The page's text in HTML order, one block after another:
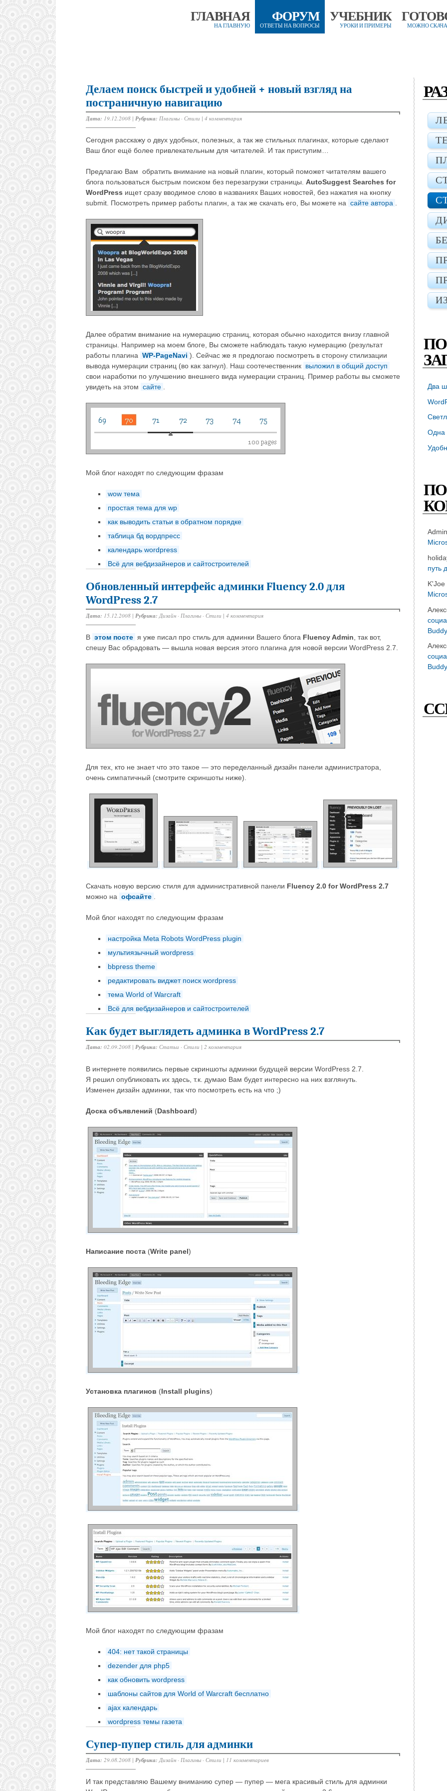
ГЛАВНАЯ
НА ГЛАВНУЮ
ФОРУМ
ОТВЕТЫ НА ВОПРОСЫ
УЧЕБНИК
УРОКИ И ПРИМЕРЫ МОЖНО
Делаем поиск быстрей и удобней + новый взгляд на
постраничную навигацию
Дата: 19.12.2008 | Рубрика: Плагины · Стили | 4 комментария
Сегодня расскажу о двух удобных, полезных, а так же стильных плагинах, которые сделают
Ваш блог ещё более привлекательным для читателей. И так приступим…
Предлагаю Вам обратить внимание на новый плагин, который поможет читателям вашего
блога пользоваться быстрым поиском без перезагрузки страницы. AutoSuggest Searches for
WordPress ищет сразу вводимое слово в названиях Ваших новостей, без нажатия на кнопку
submit. Посмотреть пример работы плагин, а так же скачать его, Вы можете на сайте автора
Далее обратим внимание на нумерацию страниц, которая обычно находится внизу главной
страницы. Например на моем блоге, Вы сможете наблюдать такую нумерацию (результат
работы плагина WP-PageNavi ). Сейчас же я предлогаю посмотреть в сторону стилизации
вывода нумерации страниц (во как загнул). Наш соотечественник выложил в общий доступ
свои наработки по улучшению внешнего вида нумерации страниц. Пример работы вы сможете
увидеть на этом сайте
Мой блог находят по следующим фразам
wow тема
простая тема для wp
как выводить статьи в обратном порядке
таблица бд вордпресс
календарь wordpress
Всё для вебдизайнеров и сайтостроителей
Обновленный интерфейс админки Fluency 2.0 для
WordPress 2.7
Дата: 15.12.2008 | Рубрика: Дизайн · Плагины · Стили | 4 комментария
В этом посте я уже писал про стиль для админки Вашего блога Fluency Admin, так вот,
спешу Вас обрадовать — вышла новая версия этого плагина для новой версии WordPress 2.7.
Для тех, кто не знает что это такое — это переделанный дизайн панели администратора,
очень симпатичный (смотрите скриншоты ниже).
Скачать новую версию стиля для административной панели Fluency 2.0 for WordPress 2.7
можно на офсайте .
Мой блог находят по следующим фразам
настройка Meta Robots WordPress plugin
мультиязычный wordpress
bbpress theme
редактировать виджет поиск wordpress
тема World of Warcraft
Всё для вебдизайнеров и сайтостроителей
Как будет выглядеть админка в WordPress 2.7
Дата: 02.09.2008 | Рубрика: Статьи · Стили | 2 комментария
В интернете появились первые скриншоты админки будущей версии WordPress 2.7.
Я решил опубликовать их здесь, т.к. думаю Вам будет интересно на них взглянуть.
Изменен дизайн админки, так что посмотреть есть на что ;)
Доска объявлений (Dashboard)
Написание поста (Write panel)
Установка плагинов (Install plugins)
Мой блог находят по следующим фразам
404: нет такой страницы
dezender для php5
как обновить wordpress
шаблоны сайтов для World of Warcraft бесплатно
ajax календарь
wordpress темы газета
Супер-пупер стиль для админки
Дата: 29.08.2008 | Рубрика: Дизайн · Плагины · Стили | 11 комментариев
И так представляю Вашему вниманию супер — пупер — мега красивый стиль для админки
Два
Одна
Admin
путь
K'Joe